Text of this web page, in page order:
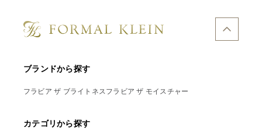
ブランドから探す
フラビア ザ ブライトネスフラビア ザ モイスチャー
カテゴリから探す